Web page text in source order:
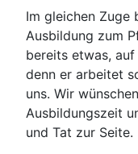
Im gleichen Zuge
Ausbildung zum
bereits etwas,
denn er arbeitet
uns. Wir
Ausbildungszeit
und Tat zur Seite.